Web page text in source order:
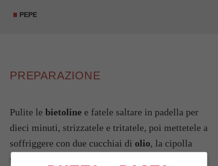
PEPE
PREPARAZIONE
Pulite le bietoline e fatele saltare in padella per
dieci minuti, strizzatele e tritatele, poi mettetele a
soffriggere con due cucchiai di olio, la cipolla
spellata e tritata, salate e pepate.